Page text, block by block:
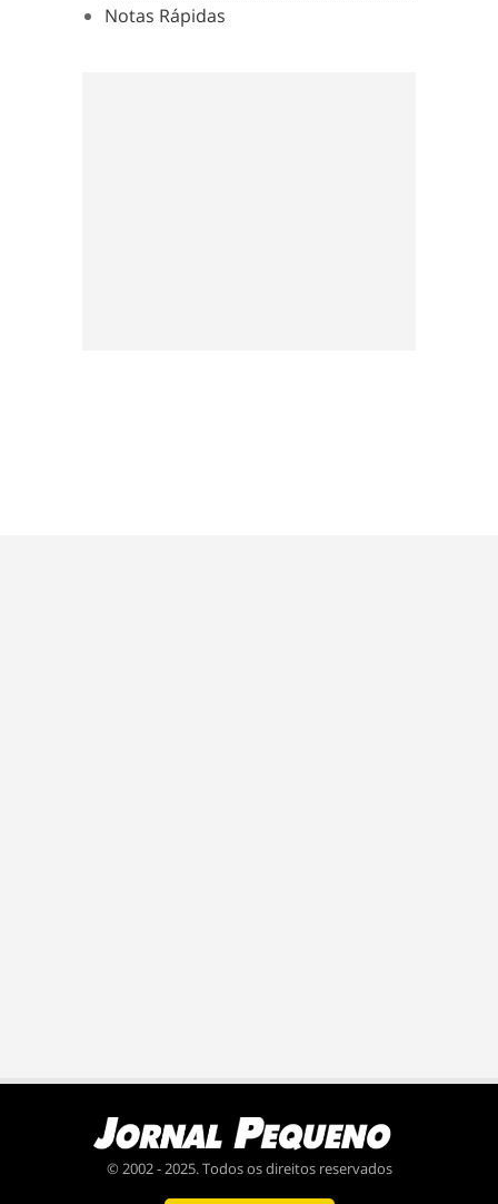
Notas Rápidas
© 2002 - 2025. Todos os direitos reservados